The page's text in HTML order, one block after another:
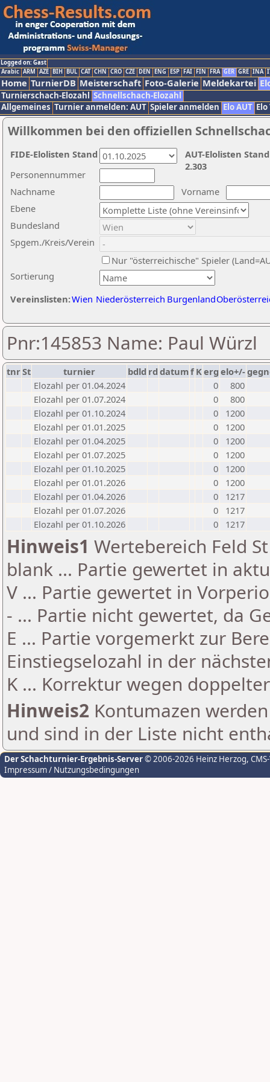
Logged on: Gast
Arabic ARM AZE BIH BUL CAT CHN CRO CZE DEN ENG ESP FAI FIN FRA GER GRE INA
Home TurnierDB Meisterschaft Foto-Galerie Meldekartei
Turnierschach-Elozahl Schnellschach-Elozahl
Allgemeines Turnier anmelden: AUT Spieler anmelden Elo AUT
Willkommen bei den offiziellen
Nachname
Vorname
Ebene
Sortierung
Personennummer
Bundesland
Spgem./Kreis/Verein
Nur "österreichische" Spieler
Vereinslisten:Wien Niederösterreich Burgenland
AUT-Elolisten
2.303
FIDE-Elolisten Stand
Pnr:145853 Name: Paul Würzl
tnrSt turnier bdld rd datumf Kerg elo+/-
Elozahl per 01.04.2024
0
800
Elozahl per 01.07.2024
0
800
Elozahl per 01.10.2024
0
1200
Elozahl per 01.01.2025
0
1200
Elozahl per 01.04.2025
0
1200
Elozahl per 01.07.2025
0
1200
Elozahl per 01.10.2025
0
1200
Elozahl per 01.01.2026
0
1200
Elozahl per 01.04.2026
0
1217
Elozahl per 01.07.2026
0
1217
Elozahl per 01.10.2026
0 1217
Hinweis1 Wertebereich Feld
blank ... Partie gewertet in
V ... Partie gewertet in
- ... Partie nicht gewertet, da
E ... Partie vorgemerkt zur
Einstiegselozahl in der
K ... Korrektur wegen
Hinweis2 Kontumazen
und sind in der Liste nicht
Der Schachturnier-Ergebnis-Server© 2006-2026 Heinz Herzog,
Impressum / Nutzungsbedingungen